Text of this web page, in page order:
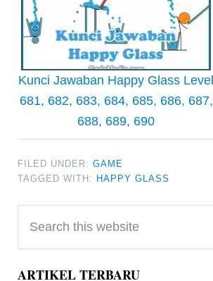
Kunci Jawaban Happy Glass Level
681, 682, 683, 684, 685, 686, 687,
688, 689, 690
FILED UNDER:GAME
TAGGED WITH: HAPPY GLASS
Primary
Sidebar
this
website
ARTIKEL TERBARU